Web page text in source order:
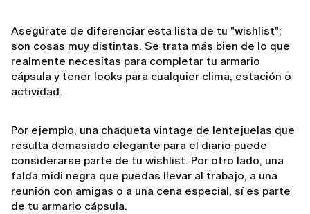
Asegúrate de diferenciar esta lista de tu "wishlist";
son cosas muy distintas. Se trata más bien de lo que
realmente necesitas para completar tu armario
cápsula y tener looks para cualquier clima, estación o
actividad.
Por ejemplo, una chaqueta vintage de lentejuelas que
resulta demasiado elegante para el diario puede
considerarse parte de tu wishlist. Por otro lado, una
falda midi negra que puedas llevar al trabajo, a una
reunión con amigas o a una cena especial, sí es parte
de tu armario cápsula.